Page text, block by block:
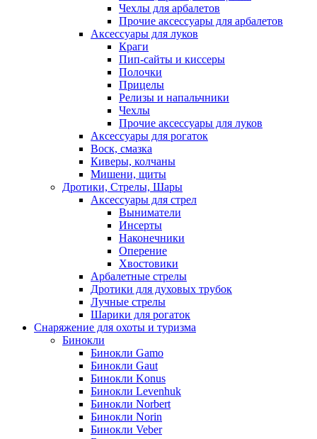
Чехлы для арбалетов
Прочие аксессуары для арбалетов
Аксессуары для луков
Краги
Пип-сайты и киссеры
Полочки
Прицелы
Релизы и напальчники
Чехлы
Прочие аксессуары для луков
Аксессуары для рогаток
Воск, смазка
Киверы, колчаны
Мишени, щиты
Дротики, Стрелы, Шары
Аксессуары для стрел
Выниматели
Инсерты
Наконечники
Оперение
Хвостовики
Арбалетные стрелы
Дротики для духовых трубок
Лучные стрелы
Шарики для рогаток
Снаряжение для охоты и туризма
Бинокли
Бинокли Gamo
Бинокли Gaut
Бинокли Konus
Бинокли Levenhuk
Бинокли Norbert
Бинокли Norin
Бинокли Veber